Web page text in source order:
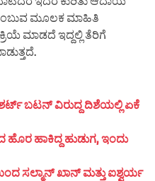
ಮೂಲಕ ಮಾಹಿತಿ
ಮಾಡದೆ ಇದ್ದಲ್ಲಿ ತೆರಿಗೆ
ಬಟನ್ ವಿರುದ್ದ ದಿಶೆಯಲ್ಲಿ ಏಕೆ
ಹಾಕಿದ್ದ ಹುಡುಗ, ಇಂದು
ಸಲ್ಮಾನ್ ಖಾನ್ ಮತ್ತು ಐಶ್ವರ್ಯ